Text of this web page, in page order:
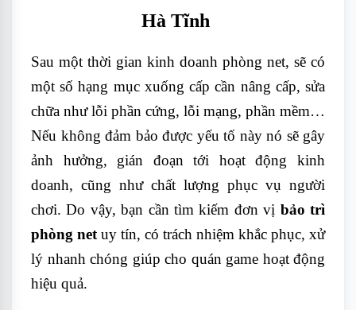
Hà Tĩnh
Sau một thời gian kinh doanh phòng net, sẽ có
một số hạng mục xuống cấp cần nâng cấp, sửa
chữa như lỗi phần cứng, lỗi mạng, phần mềm…
Nếu không đảm bảo được yếu tố này nó sẽ gây
ảnh hưởng, gián đoạn tới hoạt động kinh
doanh, cũng như chất lượng phục vụ người
chơi. Do vậy, bạn cần tìm kiếm đơn vị bảo trì
phòng net uy tín, có trách nhiệm khắc phục, xử
lý nhanh chóng giúp cho quán game hoạt động
hiệu quả.